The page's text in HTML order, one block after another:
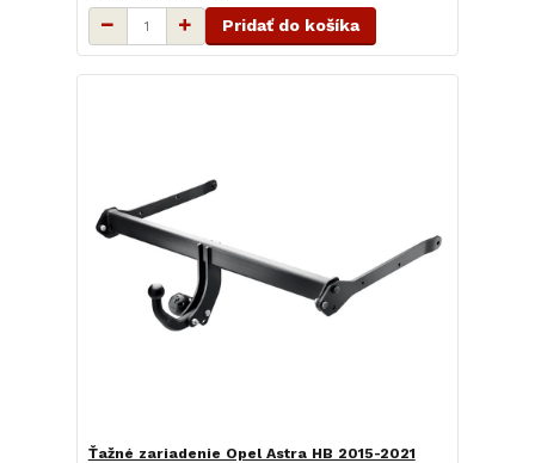
Pridať do košíka
Ťažné zariadenie Opel Astra HB 2015-2021